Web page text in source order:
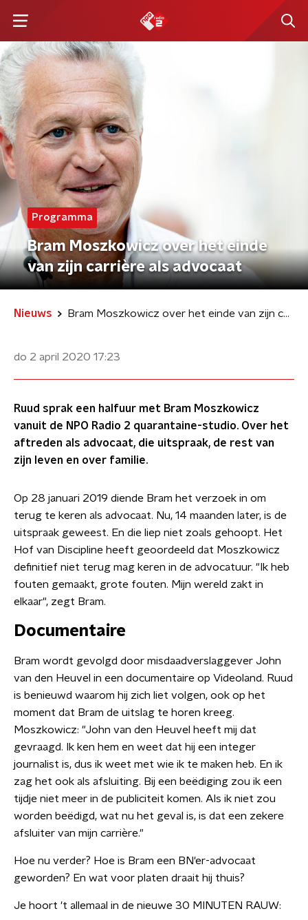
Programma
Bram Moszkowicz over het einde
van zijn carrière als advocaat
Nieuws Bram Moszkowicz over het einde van zijn carrière als advocaat
do 2 april 2020 17:23
Ruud sprak een halfuur met Bram Moszkowicz
vanuit de NPO Radio 2 quarantaine-studio. Over het
aftreden als advocaat, die uitspraak, de rest van
zijn leven en over familie.
Op 28 januari 2019 diende Bram het verzoek in om
terug te keren als advocaat. Nu, 14 maanden later, is de
uitspraak geweest. En die liep niet zoals gehoopt. Het
Hof van Discipline heeft geoordeeld dat Moszkowicz
definitief niet terug mag keren in de advocatuur. "Ik heb
fouten gemaakt, grote fouten. Mijn wereld zakt in
elkaar", zegt Bram.
Documentaire
Bram wordt gevolgd door misdaadverslaggever John
van den Heuvel in een documentaire op Videoland. Ruud
is benieuwd waarom hij zich liet volgen, ook op het
moment dat Bram de uitslag te horen kreeg.
Moszkowicz: "John van den Heuvel heeft mij dat
gevraagd. Ik ken hem en weet dat hij een integer
journalist is, dus ik weet met wie ik te maken heb. En ik
zag het ook als afsluiting. Bij een beëdiging zou ik een
tijdje niet meer in de publiciteit komen. Als ik niet zou
worden beëdigd, wat nu het geval is, is dat een zekere
afsluiter van mijn carrière."
Hoe nu verder? Hoe is Bram een BN'er-advocaat
geworden? En wat voor platen draait hij thuis?
Je hoort 't allemaal in de nieuwe 30 MINUTEN RAUW: